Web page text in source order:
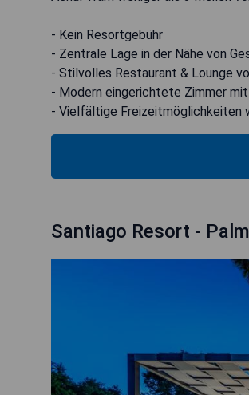
- Kein Resortgebühr
- Zentrale Lage in der Nähe von
- Stilvolles Restaurant & Lounge
- Modern eingerichtete Zimmer
- Vielfältige Freizeitmöglichkeiten
Santiago Resort -